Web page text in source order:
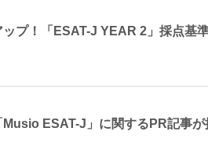
プ！「ESAT-J YEAR 2」採点基
ESAT-J」に関するPR記事が